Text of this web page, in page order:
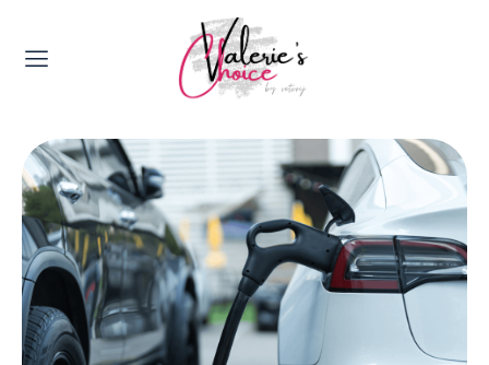
Valerie's Topics
Travel & Culture
Food & Drinks
Happyness & Opmerkelijk
Lifestyle, Sport & Duurzaamheid
Gadgets & Tech
Top 5 van Valerie
Health & Beauty